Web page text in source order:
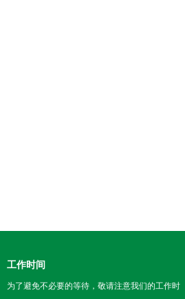
工作时间
为了避免不必要的等待，敬请注意我们的工作时